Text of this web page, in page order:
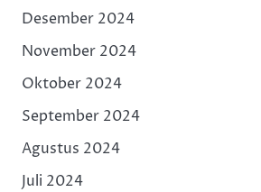
Desember 2024
November 2024
Oktober 2024
September 2024
Agustus 2024
Juli 2024